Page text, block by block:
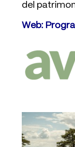
del
Web: